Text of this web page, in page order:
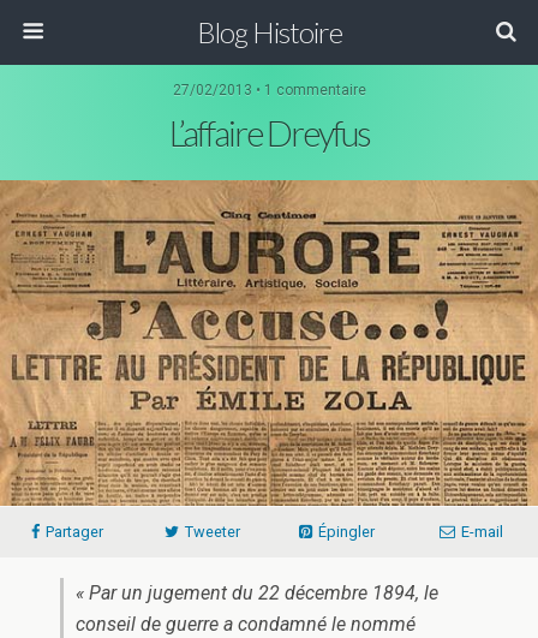
Blog Histoire
27/02/2013 • 1 commentaire
L’affaire Dreyfus
Partager Tweeter Épingler E-mail
« Par un jugement du 22 décembre 1894, le
conseil de guerre a condamné le nommé